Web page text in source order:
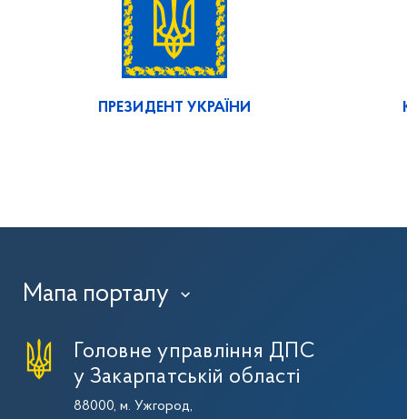
ПРЕЗИДЕНТ УКРАЇНИ
Мапа порталу ›
Головне управління ДПС
у Закарпатській області
88000, м. Ужгород,